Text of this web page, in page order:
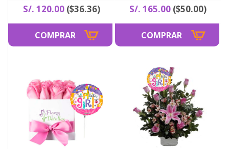
S/. 120.00($36.36) S/. 165.00 ($50.00)